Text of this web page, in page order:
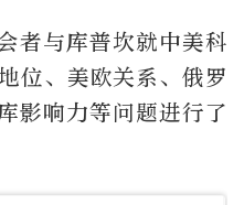
者与库普坎就中美科
位、美欧关系、俄罗
影响力等问题进行了